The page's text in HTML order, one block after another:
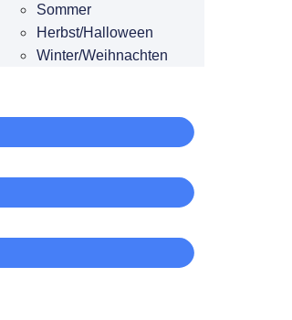
Sommer
Herbst/Halloween
Winter/Weihnachten